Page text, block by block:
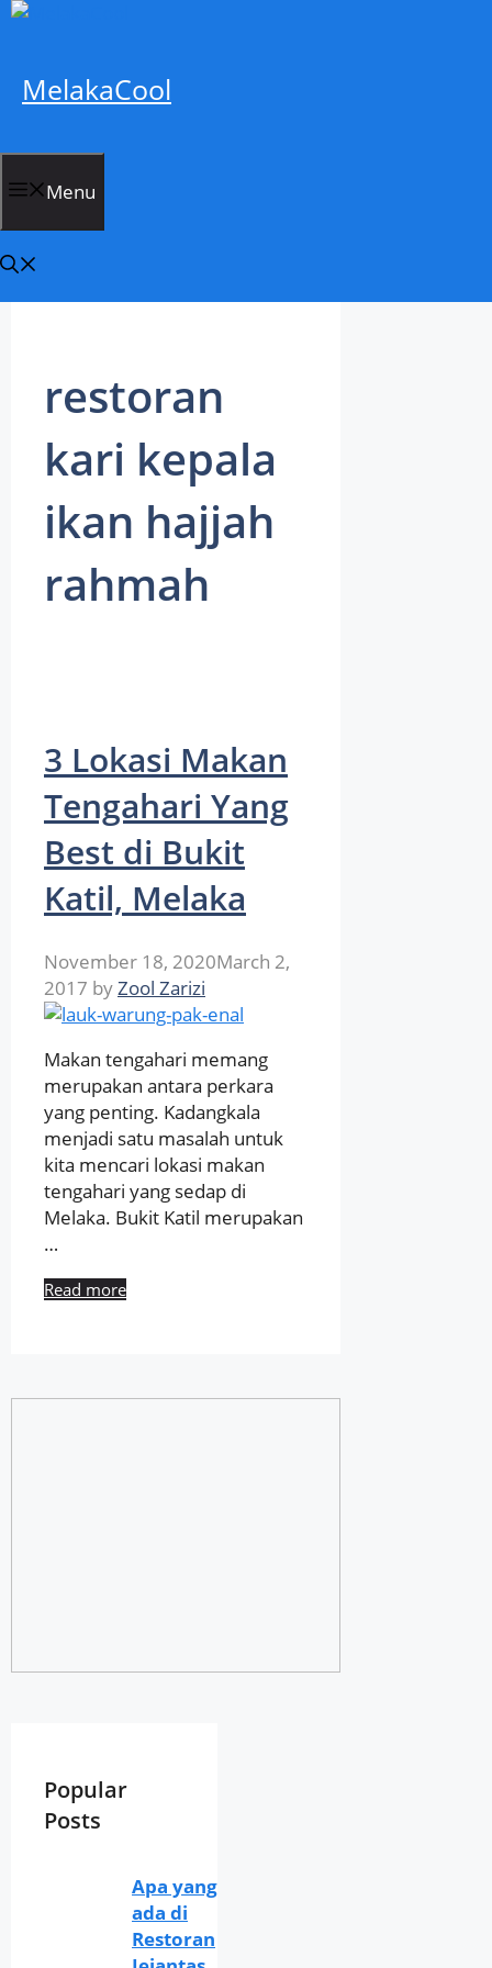
Skip
MelakaCool
Menu
restoran
kari kepala
ikan hajjah
rahmah
3 Lokasi Makan
Tengahari Yang
Best di Bukit
Katil, Melaka
November 18, 2020March 2,
2017 byZool Zarizi
Makan tengahari memang
merupakan antara perkara
yang penting. Kadangkala
menjadi satu masalah untuk
kita mencari lokasi makan
tengahari yang sedap di
Melaka. Bukit Katil merupakan
…
Read more
Popular
Posts
Apa yang
ada di
Restoran